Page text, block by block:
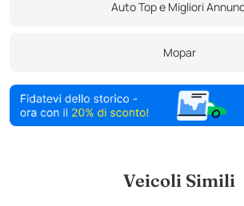
Auto Top e Migliori
Mopar
Veicoli Simili